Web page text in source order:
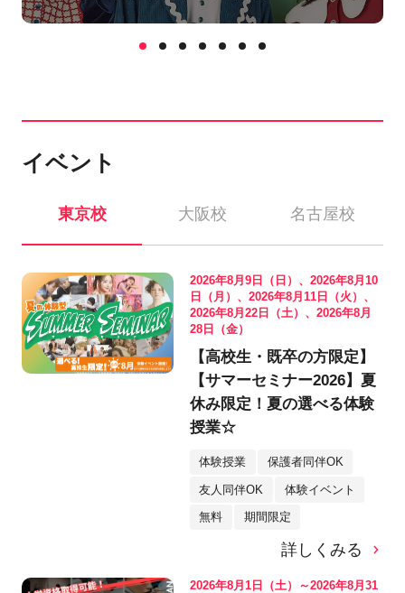
イベント
東京校 大阪校 名古屋校
2026年8月9日（日）、2026年8月10
日（月）、2026年8月11日（火）、
2026年8月22日（土）、2026年8月
28日（金）
【高校生・既卒の方限定】
【サマーセミナー2026】夏
休み限定！夏の選べる体験
授業☆
体験授業 保護者同伴OK
友人同伴OK 体験イベント
無料 期間限定
詳しくみる
2026年8月1日（土）～2026年8月31